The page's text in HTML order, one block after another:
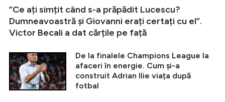
”Ce ați simțit când s-a prăpădit Lucescu?
Dumneavoastră și Giovanni erați certați cu el”.
Victor Becali a dat cărțile pe față
De la finalele Champions League la
afaceri în energie. Cum și-a
construit Adrian Ilie viața după
fotbal